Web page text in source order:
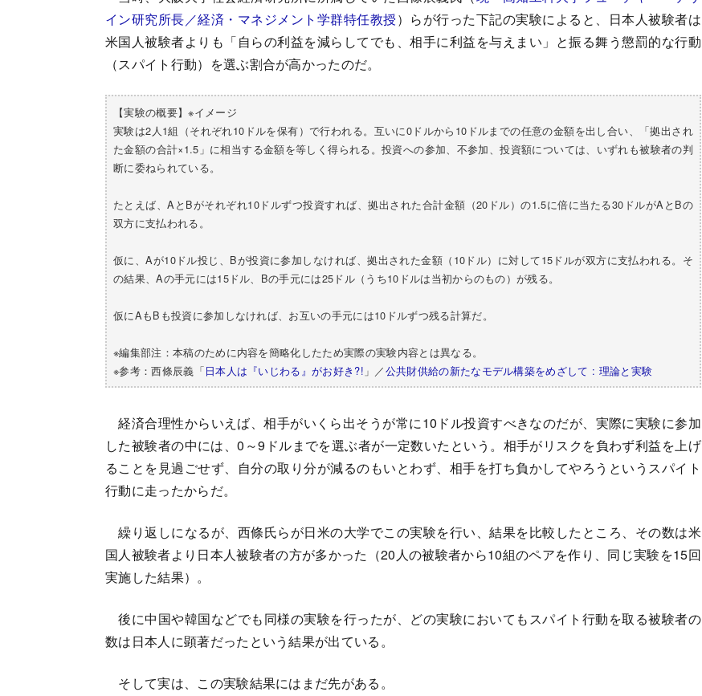
イン研究所長／経済・マネジメント学群特任教授）らが行った下記の実験によると、日本人被験者は
米国人被験者よりも「自らの利益を減らしてでも、相手に利益を与えまい」と振る舞う懲罰的な行動
（スパイト行動）を選ぶ割合が高かったのだ。
【実験の概要】※イメージ
実験は2人1組（それぞれ10ドルを保有）で行われる。互いに0ドルから10ドルまでの任意の金額を出し合い、「拠出され
た金額の合計×1.5」に相当する金額を等しく得られる。投資への参加、不参加、投資額については、いずれも被験者の判
断に委ねられている。
たとえば、AとBがそれぞれ10ドルずつ投資すれば、拠出された合計金額（20ドル）の1.5に倍に当たる30ドルがAとBの
双方に支払われる。
仮に、Aが10ドル投じ、Bが投資に参加しなければ、拠出された金額（10ドル）に対して15ドルが双方に支払われる。そ
の結果、Aの手元には15ドル、Bの手元には25ドル（うち10ドルは当初からのもの）が残る。
仮にAもBも投資に参加しなければ、お互いの手元には10ドルずつ残る計算だ。
※編集部注：本稿のために内容を簡略化したため実際の実験内容とは異なる。
※参考：西條辰義「日本人は『いじわる』がお好き?! 」／公共財供給の新たなモデル構築をめざして : 理論と実験
経済合理性からいえば、相手がいくら出そうが常に10ドル投資すべきなのだが、実際に実験に参加
した被験者の中には、0～9ドルまでを選ぶ者が一定数いたという。相手がリスクを負わず利益を上げ
ることを見過ごせず、自分の取り分が減るのもいとわず、相手を打ち負かしてやろうというスパイト
行動に走ったからだ。
繰り返しになるが、西條氏らが日米の大学でこの実験を行い、結果を比較したところ、その数は米
国人被験者より日本人被験者の方が多かった（20人の被験者から10組のペアを作り、同じ実験を15回
実施した結果）。
後に中国や韓国などでも同様の実験を行ったが、どの実験においてもスパイト行動を取る被験者の
数は日本人に顕著だったという結果が出ている。
そして実は、この実験結果にはまだ先がある。